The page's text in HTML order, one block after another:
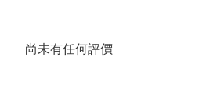
尚未有任何評價